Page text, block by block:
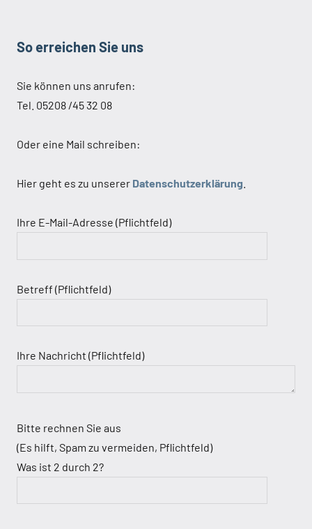
So erreichen Sie uns
Sie können uns anrufen:
Tel. 05208 /45 32 08
Oder eine Mail schreiben:
Hier geht es zu unserer Datenschutzerklärung
Ihre E-Mail-Adresse (Pflichtfeld)
Betreff (Pflichtfeld)
Ihre Nachricht (Pflichtfeld)
Bitte rechnen Sie aus
(Es hilft, Spam zu vermeiden, Pflichtfeld)
Was ist 2 durch 2?